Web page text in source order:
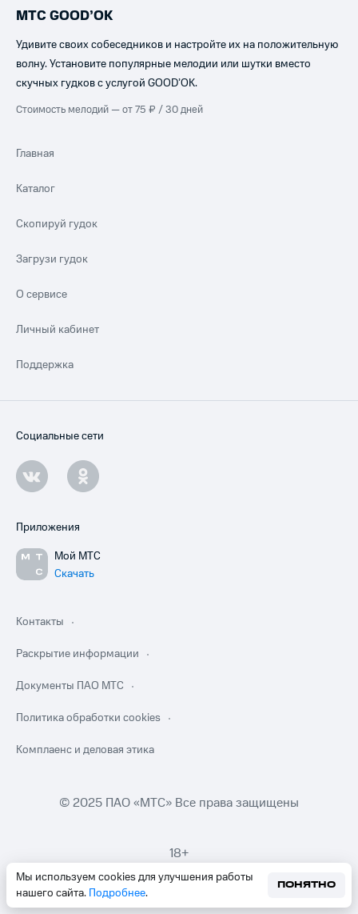
Мы используем cookies для улучшения работы
нашего сайта. Подробнее.
ПОНЯТНО
МТС GOOD’OK
Удивите своих собеседников и настройте их на положительную
волну. Установите популярные мелодии или шутки вместо
скучных гудков с услугой GOOD’OK.
Стоимость мелодий — от 75 ₽ / 30 дней
Главная
Каталог
Скопируй гудок
Загрузи гудок
О сервисе
Личный кабинет
Поддержка
Социальные сети
Приложения
Мой МТС
Скачать
Контакты
Раскрытие информации
Документы ПАО МТС
Политика обработки cookies
Комплаенс и деловая этика
© 2025 ПАО «МТС» Все права защищены
18+